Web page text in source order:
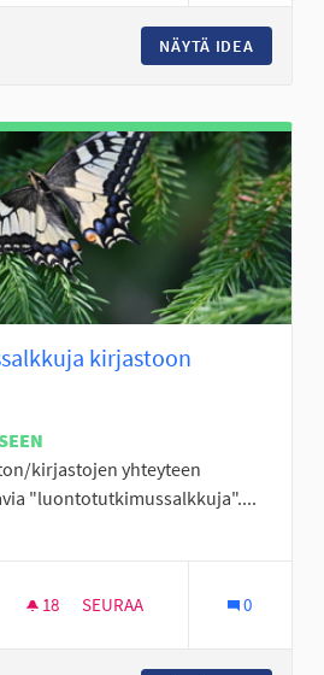
NÄYTÄ IDEA
kirjastoon
kirjastojen yhteyteen
"luontotutkimussalkkuja"....
Koko Seinäjoki
18 18 SEURAAJAA
SEURAA 0